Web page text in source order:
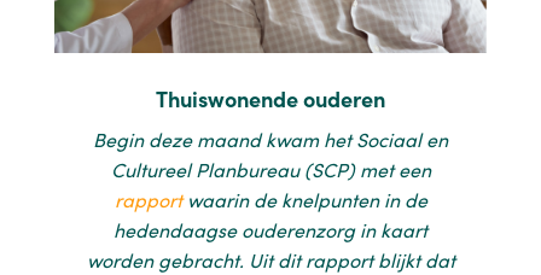
Thuiswonende ouderen
Begin deze maandkwam het Sociaal en
Cultureel Planbureau (SCP) met een
rapportwaarin de knelpunten in de
hedendaagse ouderenzorg in kaart
worden gebracht. Uit dit rapport blijkt dat